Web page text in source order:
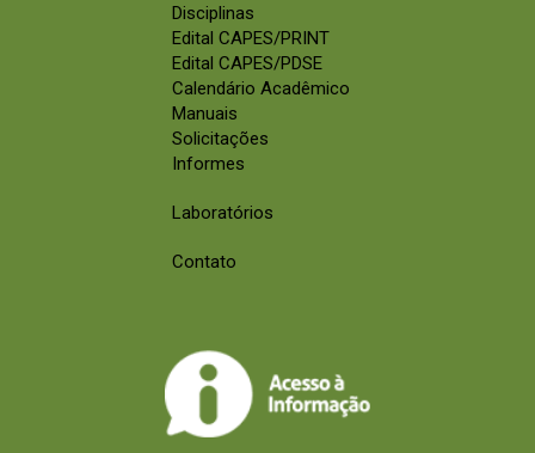
Disciplinas
Edital CAPES/PRINT
Edital CAPES/PDSE
Calendário Acadêmico
Manuais
Solicitações
Informes
Laboratórios
Contato